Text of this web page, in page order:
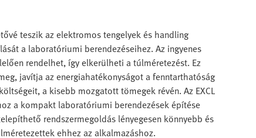
teszik az elektromos tengelyek és handling
a laboratóriumi berendezéseihez. Az ingyenes
rendelhet, így elkerülheti a túlméretezést. Ez
javítja az energiahatékonyságot a fenntarthatóság
a kisebb mozgatott tömegek révén. Az EXCL
a kompakt laboratóriumi berendezések építése
rendszermegoldás lényegesen könnyebb és
ehhez az alkalmazáshoz.